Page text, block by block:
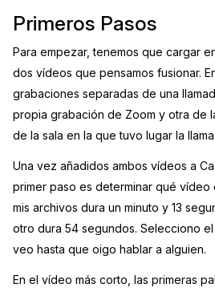
Primeros Pasos
Para empezar, tenemos que cargar
dos vídeos que pensamos fusionar.
grabaciones separadas de una
propia grabación de Zoom y otra de
de la sala en la que tuvo lugar la
Una vez añadidos ambos vídeos a
primer paso es determinar qué vídeo
mis archivos dura un minuto y 13
otro dura 54 segundos. Selecciono
veo hasta que oigo hablar a alguien.
En el vídeo más corto, las primeras